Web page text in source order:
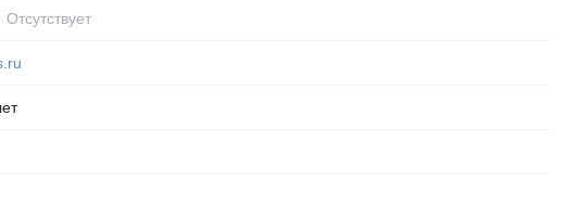
Отсутствует